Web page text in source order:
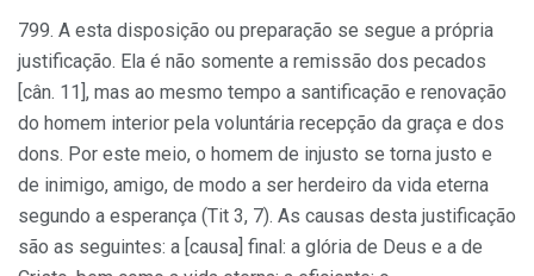
799. A esta disposição ou preparação se segue a própria
justificação. Ela é não somente a remissão dos pecados
[cân. 11], mas ao mesmo tempo a santificação e renovação
do homem interior pela voluntária recepção da graça e dos
dons. Por este meio, o homem de injusto se torna justo e
de inimigo, amigo, de modo a ser herdeiro da vida eterna
segundo a esperança (Tit 3, 7). As causas desta justificação
são as seguintes: a [causa] final: a glória de Deus e a de